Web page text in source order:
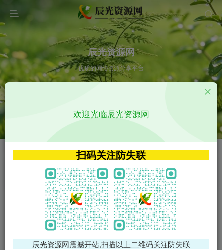
辰光资源网
优质的网络资源分享平台
VIP特权介绍 APP源码
VIP特权介绍
火
VIP特权介绍
影视源码
影视源码
免费领支付宝红包
腾讯轻量4核4G3M服务器38元/
欢迎光临辰光资源网
扫码关注防失联
辰光资源网震撼开站,扫描以上二维码关注防失联